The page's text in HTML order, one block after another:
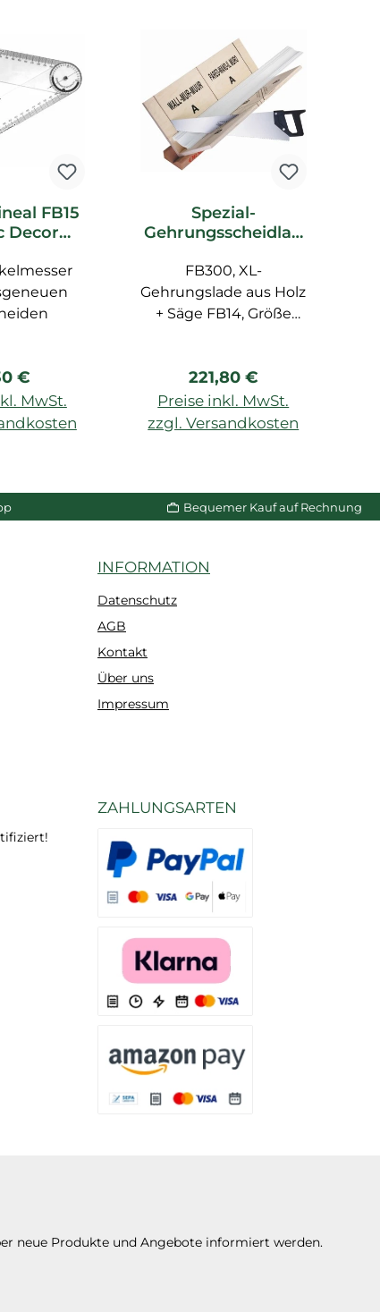
FB15
Decor
Preis:
€
MwSt.
Spezial-
Gehrungsscheidlad
Zubehör
FB300, XL-
Gehrungslade aus Holz
+ Säge FB14, Größe
Regulärer Preis:
221,80 €
Preise inkl. MwSt.
zzgl. Versandkosten
Bequemer Kauf auf Rechnung
INFORMATION
Datenschutz
AGB
Kontakt
Über uns
Impressum
ZAHLUNGSARTEN
neue Produkte und Angebote informiert werden.